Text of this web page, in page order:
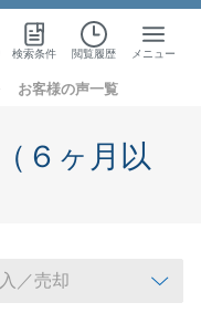
検索条件 閲覧履歴 メニュー
お客様の声一覧
６ヶ月以